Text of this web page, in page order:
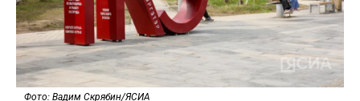
Фото: Вадим Скрябин/ЯСИА